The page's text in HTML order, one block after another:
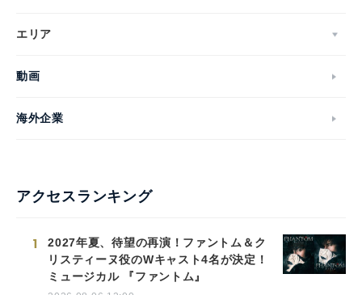
エリア
動画
海外企業
アクセスランキング
1
2027年夏、待望の再演！ファントム＆ク
リスティーヌ役のWキャスト4名が決定！
ミュージカル 『ファントム』